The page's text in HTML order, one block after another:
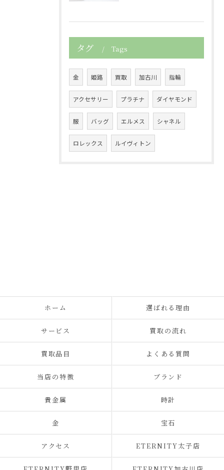
タグ Tags
金 姫路 買取 加古川 指輪
アクセサリー プラチナ ダイヤモンド
服 バッグ エルメス シャネル
ロレックス ルイヴィトン
ホーム 選ばれる理由
サービス 買取の流れ
買取品目 よくある質問
当店の特徴 ブランド
貴金属 時計
金 宝石
アクセス ETERNITY太子店